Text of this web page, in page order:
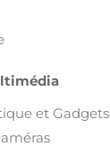
et Gadgets